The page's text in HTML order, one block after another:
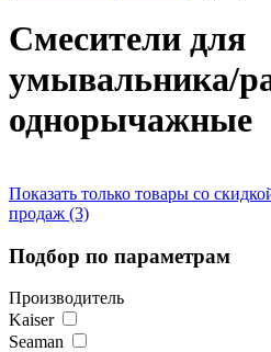
Смесители для
умывальника/
однорычажные
Показать только товары со
продаж (3)
Подбор по параметрам
Производитель
Kaiser
Seaman